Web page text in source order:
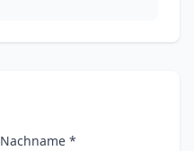
Nachname *